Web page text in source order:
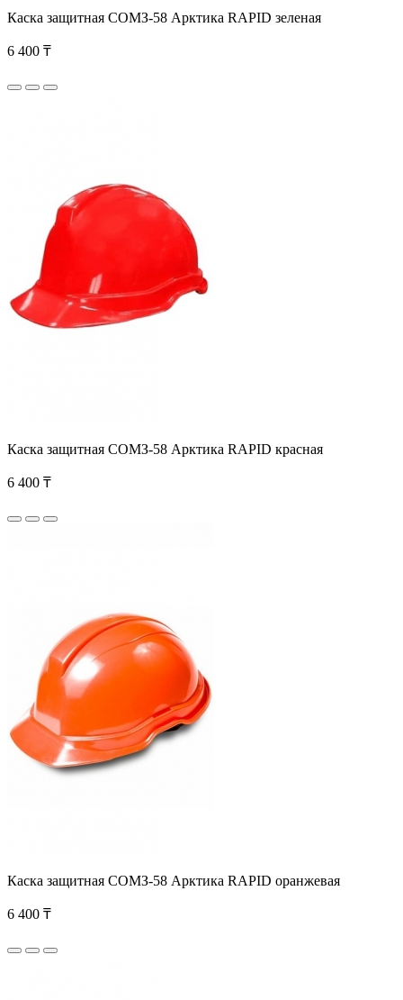
Каска защитная СОМЗ-58 Арктика RAPID зеленая
6 400 ₸
Каска защитная СОМЗ-58 Арктика RAPID красная
6 400 ₸
Каска защитная СОМЗ-58 Арктика RAPID оранжевая
6 400 ₸